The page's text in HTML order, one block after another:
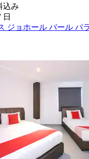
込み
日
ジョホール バール パ